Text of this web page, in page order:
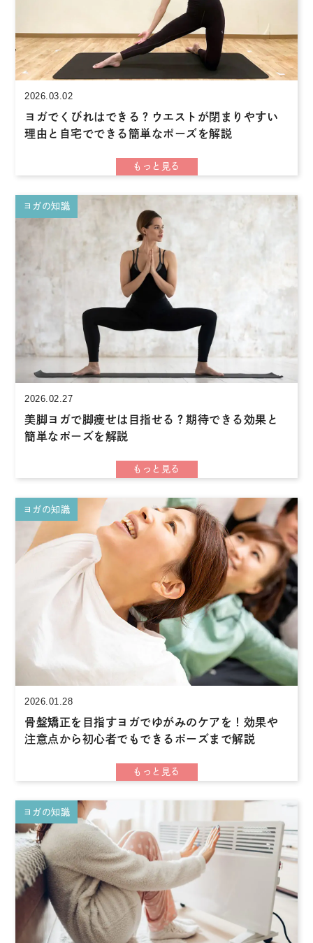
2026.03.02
ヨガでくびれはできる？ウエストが閉まりやすい
理由と自宅でできる簡単なポーズを解説
ヨガの知識
2026.02.27
美脚ヨガで脚痩せは目指せる？期待できる効果と
簡単なポーズを解説
ヨガの知識
2026.01.28
骨盤矯正を目指すヨガでゆがみのケアを！効果や
注意点から初心者でもできるポーズまで解説
ヨガの知識